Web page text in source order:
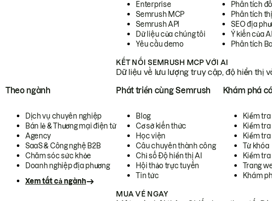
Enterprise
Semrush MCP
Semrush API
Dữ liệu của chúng tôi
Yêu cầu demo
Phân tích
Phân tích
SEO địa
Ý kiến của
Phân tích
KẾT NỐI SEMRUSH MCP VỚI AI
Dữ liệu về lưu lượng truy cập, độ hiển thị
Theo ngành
Dịch vụ chuyên nghiệp
Bán lẻ & Thương mại điện tử
Agency
SaaS & Công nghệ B2B
Chăm sóc sức khỏe
Doanh nghiệp địa phương
Xem tất cả ngành
Phát triển cùng Semrush
Blog
Cơ sở kiến thức
Học viện
Câu chuyên thành công
Chỉ số Độ hiển thị AI
Hội thảo trực tuyến
Tin tức
Khám phá
Kiểm
Kiểm tra
Kiểm
Từ khóa
Kiểm
Trang
Khám
MUA VÉ NGAY